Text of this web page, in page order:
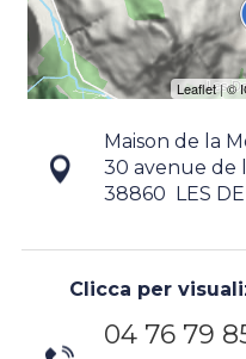
Maison de la
30 avenue de
38860
LES
Clicca per
04 76 79